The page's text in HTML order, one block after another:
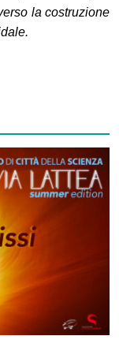
la costruzione